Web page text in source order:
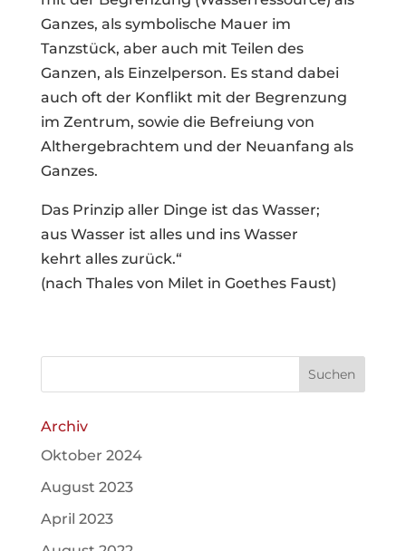
Ganzes, als symbolische Mauer im
Tanzstück, aber auch mit Teilen des
Ganzen, als Einzelperson. Es stand dabei
auch oft der Konflikt mit der Begrenzung
im Zentrum, sowie die Befreiung von
Althergebrachtem und der Neuanfang als
Ganzes.
Das Prinzip aller Dinge ist das Wasser;
aus Wasser ist alles und ins Wasser
kehrt alles zurück.“
(nach Thales von Milet in Goethes Faust)
Archiv
Oktober 2024
August 2023
April 2023